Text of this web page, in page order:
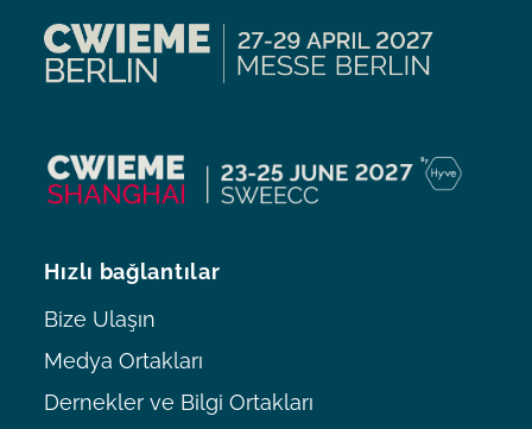
Hızlı bağlantılar
Bize Ulaşın
Medya Ortakları
Dernekler ve Bilgi Ortakları